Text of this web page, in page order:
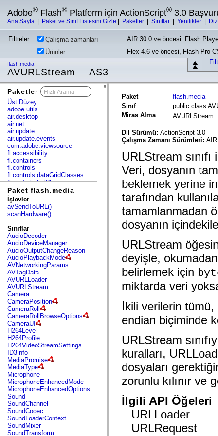
Adobe® Flash® Platform için ActionScript® 3.0
Ana Sayfa Paket ve Sınıf Listesini Gizle Paketler Sınıflar Yenilikler
Filtreler: Çalışma zamanları
AIR 30.0 ve öncesi, Flash
Ürünler
Flex 4.6 ve öncesi, Flash Pro
flash.media
AVURLStream - AS3
Paketler
Üst Düzey
adobe.utils
air.desktop
air.net
air.update
air.update.events
com.adobe.viewsource
fl.accessibility
fl.containers
fl.controls
fl.controls.dataGridClasses
fl.controls.listClasses
fl.controls.progressBarClasses
fl.core
fl.data
fl.display
fl.ik
fl.lang
fl.livepreview
fl.managers
fl.motion
fl.motion.easing
fl.rsl
fl.text
fl.transitions
fl.transitions.easing
fl.video
flash.accessibility
flash.concurrent
flash.crypto
flash.data
flash.desktop
flash.display
flash.display3D
flash.display3D.textures
flash.errors
flash.events
flash.external
flash.filesystem
flash.filters
flash.geom
flash.globalization
flash.html
flash.media
flash.net
Paket flash.media
İşlevler
avSendToURL()
scanHardware()
Sınıflar
AudioDecoder
AudioDeviceManager
AudioOutputChangeReason
AudioPlaybackMode
AVNetworkingParams
AVTagData
AVURLLoader
AVURLStream
Camera
CameraPosition
CameraRoll
CameraRollBrowseOptions
CameraUI
H264Level
H264Profile
H264VideoStreamSettings
ID3Info
MediaPromise
MediaType
Microphone
MicrophoneEnhancedMode
MicrophoneEnhancedOptions
Sound
SoundChannel
SoundCodec
SoundLoaderContext
SoundMixer
SoundTransform
Paket
flash.media
Sınıf
public class
Miras Alma
AVURLStream
Dil Sürümü: ActionScript 3.0
Çalışma Zamanı Sürümleri:
URLStream
Veri, dosyanın
beklemek yerine
tarafından
tamamlanmadan
dosyanın
URLStream
deyişle,
belirlemek için
miktarda veri
İkili verilerin
endian biçiminde
URLStream
kuralları,
dosyaları
zorunlu kılınır ve
İlgili API Öğeleri
URLLoader
URLRequest